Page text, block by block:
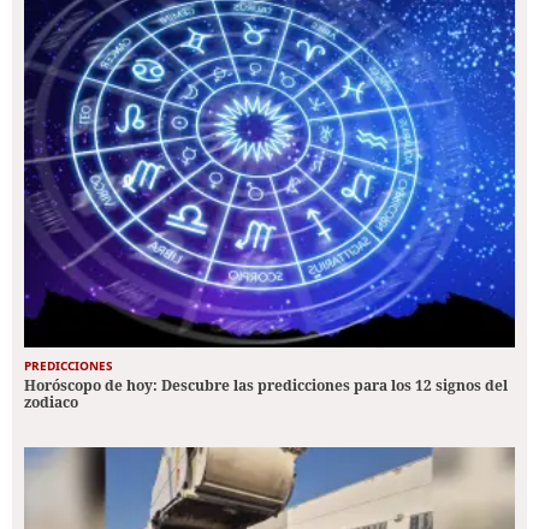
PREDICCIONES
Horóscopo de hoy: Descubre las predicciones para los 12 signos del
zodiaco